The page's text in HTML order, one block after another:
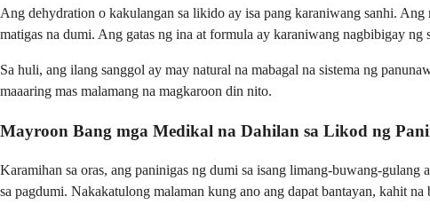
Ang dehydration o kakulangan sa likido ay isa pang karaniwang sanhi.
matigas na dumi. Ang gatas ng ina at formula ay karaniwang nagbibigay
Sa huli, ang ilang sanggol ay may natural na mabagal na sistema ng
maaaring mas malamang na magkaroon din nito.
Mayroon Bang mga Medikal na Dahilan sa Likod ng
Karamihan sa oras, ang paninigas ng dumi sa isang limang-buwang-
sa pagdumi. Nakakatulong malaman kung ano ang dapat bantayan, kahit